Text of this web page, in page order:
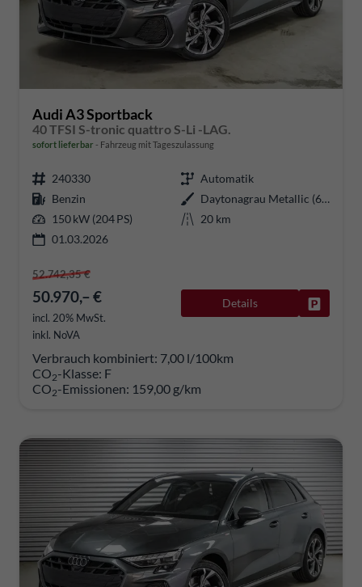
Audi A3 Sportback
40 TFSI S-tronic quattro S-Li -LAG.
sofort lieferbar Fahrzeug mit Tageszulassung
240330
Automatik
Benzin
Daytonagrau Metallic (6Y)
150 kW (204 PS)
20 km
01.03.2026
52.742,35 €
50.970,– €
incl. 20% MwSt.
inkl. NoVA
Details
Verbrauch kombiniert: 7,00 l/100km
CO2-Klasse: F
CO2-Emissionen: 159,00 g/km